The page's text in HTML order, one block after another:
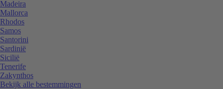
Madeira
Mallorca
Rhodos
Samos
Santorini
Sardinië
Sicilië
Tenerife
Zakynthos
Bekijk alle bestemmingen